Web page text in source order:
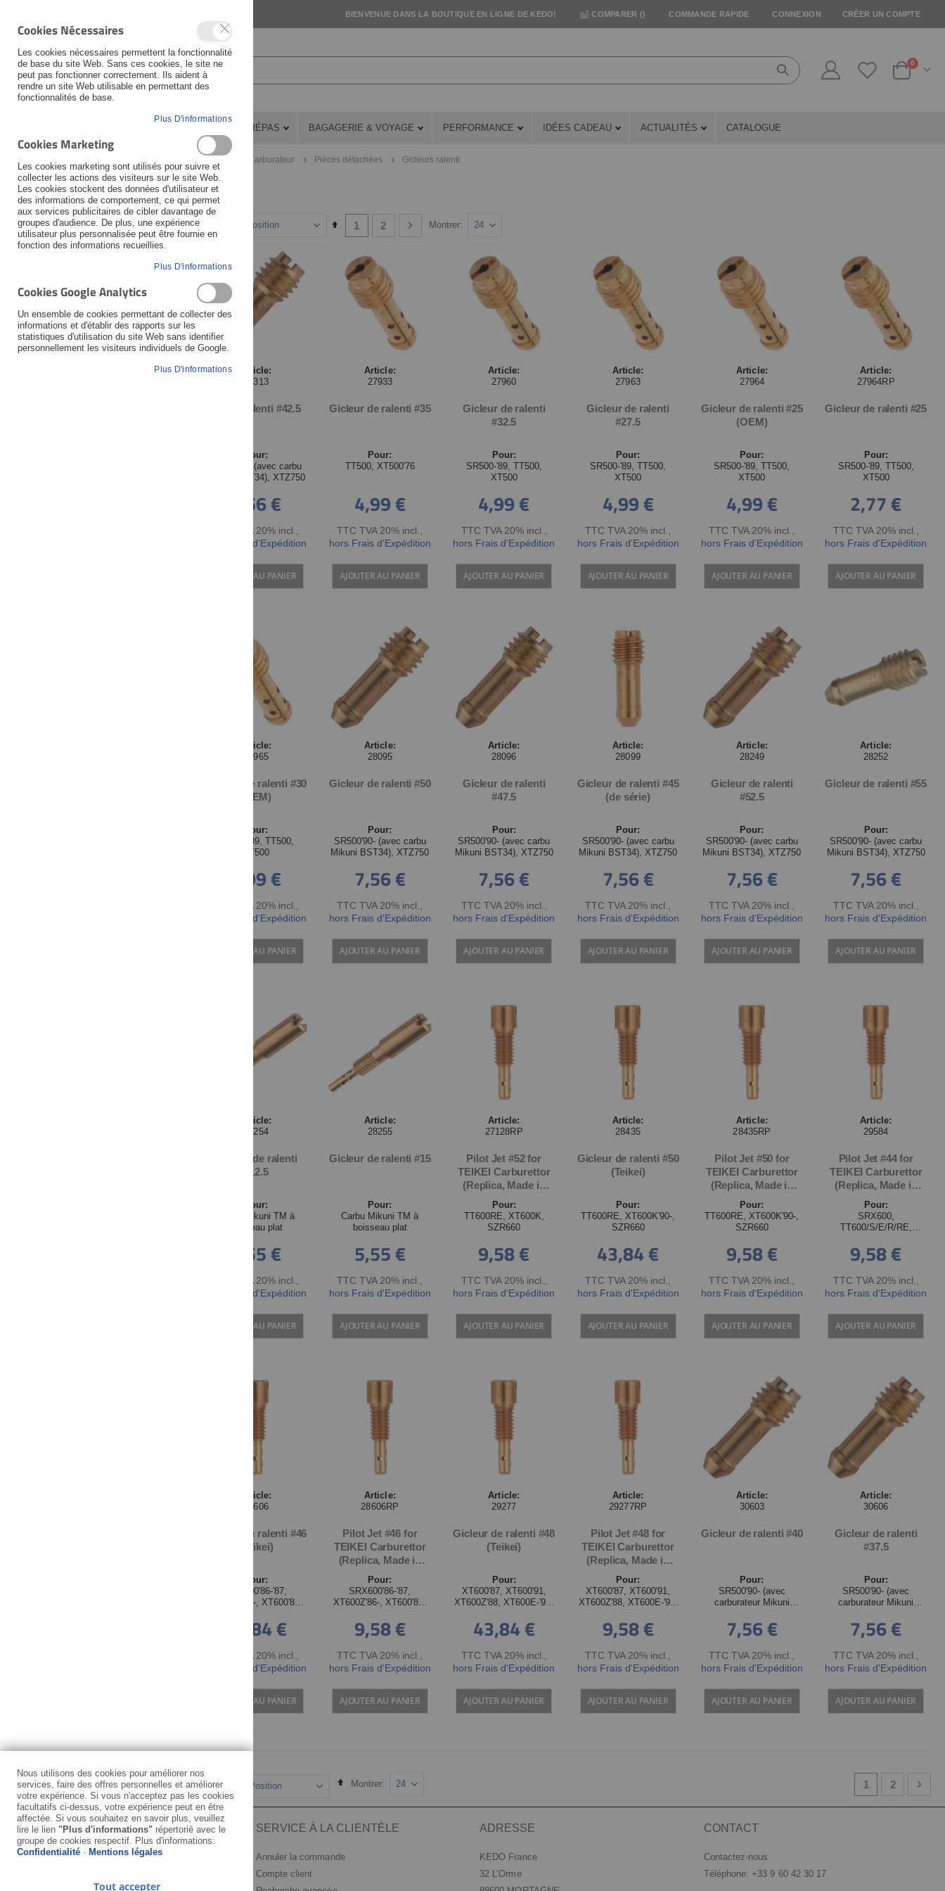
BIENVENUE DANS LA BOUTIQUE EN LIGNE DE KEDO! COMPARER () COMMANDE RAPIDE CONNEXION CRÉER UN COMPTE
Cart
0 articles
PRÉPAS BAGAGERIE & VOYAGE PERFORMANCE IDÉES CADEAU ACTUALITÉS CATALOGUE
Carburateur Pièces détachées Gicleurs ralenti
Set
Direction
PageYou're currently reading page
1 Page
2 Page
Suivant
Montrer
Article:
27313
Vis de ralenti #42.5
Pour:
SR500'90- (avec carbu
Mikuni BST34), XTZ750
7,56 €
TTC TVA 20% incl.
hors Frais d'Expédition
AJOUTER AU PANIER
Article:
27933
Gicleur de ralenti #35
Pour:
TT500, XT500'76
4,99 €
TTC TVA 20% incl.
hors Frais d'Expédition
AJOUTER AU PANIER
Article:
27960
Gicleur de ralenti
#32.5
Pour:
SR500-'89, TT500,
XT500
4,99 €
TTC TVA 20% incl.
hors Frais d'Expédition
AJOUTER AU PANIER
Article:
27963
Gicleur de ralenti
#27.5
Pour:
SR500-'89, TT500,
XT500
4,99 €
TTC TVA 20% incl.
hors Frais d'Expédition
AJOUTER AU PANIER
Article:
27964
Gicleur de ralenti #25
(OEM)
Pour:
SR500-'89, TT500,
XT500
4,99 €
TTC TVA 20% incl.
hors Frais d'Expédition
AJOUTER AU PANIER
Article:
27964RP
Gicleur de ralenti #25
Pour:
SR500-'89, TT500,
XT500
2,77 €
TTC TVA 20% incl.
hors Frais d'Expédition
AJOUTER AU PANIER
Article:
27965
Gicleur de ralenti #30
(OEM)
Pour:
SR500-'89, TT500,
XT500
4,99 €
TTC TVA 20% incl.
hors Frais d'Expédition
AJOUTER AU PANIER
Article:
28095
Gicleur de ralenti #50
Pour:
SR500'90- (avec carbu
Mikuni BST34), XTZ750
7,56 €
TTC TVA 20% incl.
hors Frais d'Expédition
AJOUTER AU PANIER
Article:
28096
Gicleur de ralenti
#47.5
Pour:
SR500'90- (avec carbu
Mikuni BST34), XTZ750
7,56 €
TTC TVA 20% incl.
hors Frais d'Expédition
AJOUTER AU PANIER
Article:
28099
Gicleur de ralenti #45
(de série)
Pour:
SR500'90- (avec carbu
Mikuni BST34), XTZ750
7,56 €
TTC TVA 20% incl.
hors Frais d'Expédition
AJOUTER AU PANIER
Article:
28249
Gicleur de ralenti
#52.5
Pour:
SR500'90- (avec carbu
Mikuni BST34), XTZ750
7,56 €
TTC TVA 20% incl.
hors Frais d'Expédition
AJOUTER AU PANIER
Article:
28252
Gicleur de ralenti #55
Pour:
SR500'90- (avec carbu
Mikuni BST34), XTZ750
7,56 €
TTC TVA 20% incl.
hors Frais d'Expédition
AJOUTER AU PANIER
Article:
28254
Gicleur de ralenti
#12.5
Pour:
Carbu Mikuni TM à
boisseau plat
5,55 €
TTC TVA 20% incl.
hors Frais d'Expédition
AJOUTER AU PANIER
Article:
28255
Gicleur de ralenti #15
Pour:
Carbu Mikuni TM à
boisseau plat
5,55 €
TTC TVA 20% incl.
hors Frais d'Expédition
AJOUTER AU PANIER
Article:
27128RP
Pilot Jet #52 for
TEIKEI Carburettor
(Replica, Made in
Japan)
Pour:
TT600RE, XT600K,
SZR660
9,58 €
TTC TVA 20% incl.
hors Frais d'Expédition
AJOUTER AU PANIER
Article:
28435
Gicleur de ralenti #50
(Teikei)
Pour:
TT600RE, XT600K'90-,
SZR660
43,84 €
TTC TVA 20% incl.
hors Frais d'Expédition
AJOUTER AU PANIER
Article:
28435RP
Pilot Jet #50 for
TEIKEI Carburettor
(Replica, Made in
Japan)
Pour:
TT600RE, XT600K'90-,
SZR660
9,58 €
TTC TVA 20% incl.
hors Frais d'Expédition
AJOUTER AU PANIER
Article:
29584
Pilot Jet #44 for
TEIKEI Carburettor
(Replica, Made in
Japan)
Pour:
SRX600,
TT600/S/E/R/RE,
9,58 €
TTC TVA 20% incl.
hors Frais d'Expédition
AJOUTER AU PANIER
Article:
28606
Gicleur de ralenti #46
(Teikei)
Pour:
SRX600'86-'87,
XT600Z'86-, XT600'84-
'02
43,84 €
TTC TVA 20% incl.
hors Frais d'Expédition
AJOUTER AU PANIER
Article:
28606RP
Pilot Jet #46 for
TEIKEI Carburettor
(Replica, Made in
Japan)
Pour:
SRX600'86-'87,
XT600Z'86-, XT600'84-
'02
9,58 €
TTC TVA 20% incl.
hors Frais d'Expédition
AJOUTER AU PANIER
Article:
29277
Gicleur de ralenti #48
(Teikei)
Pour:
XT600'87, XT600'91,
XT600Z'88, XT600E-'95,
43,84 €
TTC TVA 20% incl.
hors Frais d'Expédition
AJOUTER AU PANIER
Article:
29277RP
Pilot Jet #48 for
TEIKEI Carburettor
(Replica, Made in
Japan)
Pour:
XT600'87, XT600'91,
XT600Z'88, XT600E-'95,
9,58 €
TTC TVA 20% incl.
hors Frais d'Expédition
AJOUTER AU PANIER
Article:
30603
Gicleur de ralenti #40
Pour:
SR500'90- (avec
carburateur Mikuni
7,56 €
TTC TVA 20% incl.
hors Frais d'Expédition
AJOUTER AU PANIER
Article:
30606
Gicleur de ralenti
#37.5
Pour:
SR500'90- (avec
carburateur Mikuni
7,56 €
TTC TVA 20% incl.
hors Frais d'Expédition
AJOUTER AU PANIER
Trier par
Set
PageYou're currently
1 Page
2 Page
Montrer
Fabricant
Veuillez sélectionner ...
Veuillez sélectionner ...
INFORMATION
Mentions légales
SERVICE À LA CLIENTÈLE
Annuler la commande
Compte client
ADRESSE
KEDO France
32 L’Orme
CONTACT
Contactez-nous
Téléphone: +33 9 60 42 30 17
Cookies Nécessaires
Les cookies nécessaires permettent la fonctionnalité
de base du site Web. Sans ces cookies, le site ne
peut pas fonctionner correctement. Ils aident à
rendre un site Web utilisable en permettant des
fonctionnalités de base.
Plus D'informations
Cookies Marketing
Les cookies marketing sont utilisés pour suivre et
collecter les actions des visiteurs sur le site Web.
Les cookies stockent des données d'utilisateur et
des informations de comportement, ce qui permet
aux services publicitaires de cibler davantage de
groupes d'audience. De plus, une expérience
utilisateur plus personnalisée peut être fournie en
fonction des informations recueillies.
Plus D'informations
Cookies Google Analytics
Un ensemble de cookies permettant de collecter des
informations et d'établir des rapports sur les
statistiques d'utilisation du site Web sans identifier
personnellement les visiteurs individuels de Google.
Plus D'informations
Nous utilisons des cookies pour améliorer nos
services, faire des offres personnelles et améliorer
votre expérience. Si vous n'acceptez pas les cookies
facultatifs ci-dessus, votre expérience peut en être
affectée. Si vous souhaitez en savoir plus, veuillez
lire le lien "Plus d'informations" répertorié avec le
groupe de cookies respectif. Plus d'informations:
Confidentialité · Mentions légales
Tout accepter